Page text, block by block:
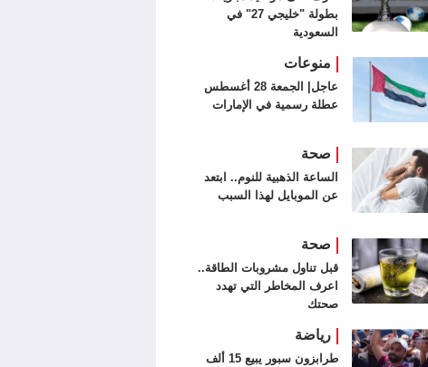
بطولة "خليجي 27" في
السعودية
منوعات
عاجل| الجمعة 28 أغسطس
عطلة رسمية في الإمارات
صحة
الساعة الذهبية للنوم.. ابتعد
عن الموبايل لهذا السبب
صحة
قبل تناول مشروبات الطاقة..
اعرف المخاطر التي تهدد
صحتك
رياضة
طرابزون سبور يبيع 15 ألف